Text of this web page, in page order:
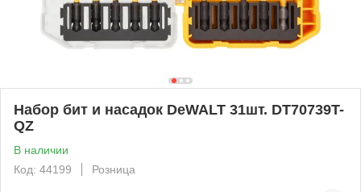
Набор бит и насадок DeWALT 31шт. DT70739T-
QZ
В наличии
Код: 44199
Розница